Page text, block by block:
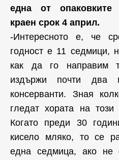
една от
краен срок 4 април.
-Интересното е, че
годност е 11 седмици,
как да го направим
издържи почти два
консерванти. Зная
гледат хората на този
Когато преди 30
кисело мляко, то се
една седмица, ако не